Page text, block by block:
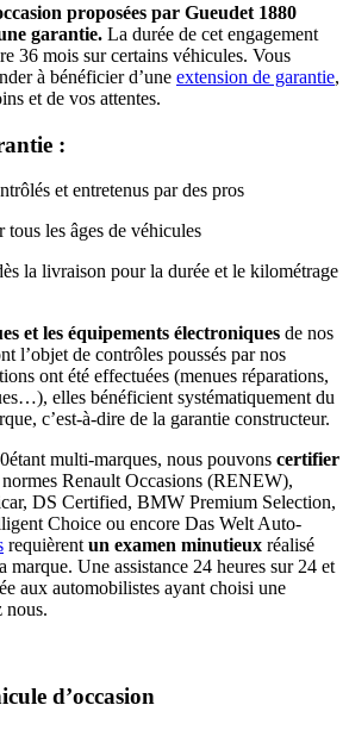
proposées par Gueudet 1880
garantie. La durée de cet engagement
36 mois sur certains véhicules. Vous
à bénéficier d’une extension de garantie,
et de vos attentes.
:
et entretenus par des pros
tous les âges de véhicules
la livraison pour la durée et le kilométrage
et les équipements électroniques de nos
l’objet de contrôles poussés par nos
ont été effectuées (menues réparations,
elles bénéficient systématiquement du
c’est-à-dire de la garantie constructeur.
multi-marques, nous pouvons certifier
normes Renault Occasions (RENEW),
DS Certified, BMW Premium Selection,
Choice ou encore Das Welt Auto-
requièrent un examen minutieux réalisé
marque. Une assistance 24 heures sur 24 et
aux automobilistes ayant choisi une
nous.
d’occasion